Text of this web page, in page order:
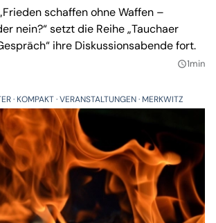
schaffen ohne Waffen –
nein?“ setzt die Reihe „Tauchaer
ihre Diskussionsabende fort.
query_builder1min
KOMPAKT VERANSTALTUNGEN MERKWITZ